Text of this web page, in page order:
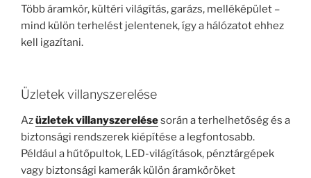
Több áramkör, kültéri világítás, garázs, melléképület –
mind külön terhelést jelentenek, így a hálózatot ehhez
kell igazítani.
Üzletek villanyszerelése
Azüzletek villanyszerelésesorán a terhelhetőség és a
biztonsági rendszerek kiépítése a legfontosabb.
Például a hűtőpultok, LED-világítások, pénztárgépek
vagy biztonsági kamerák külön áramköröket